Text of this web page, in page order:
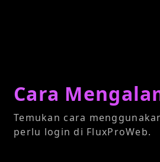
Cara
Temukan cara
perlu login di FluxProWeb.